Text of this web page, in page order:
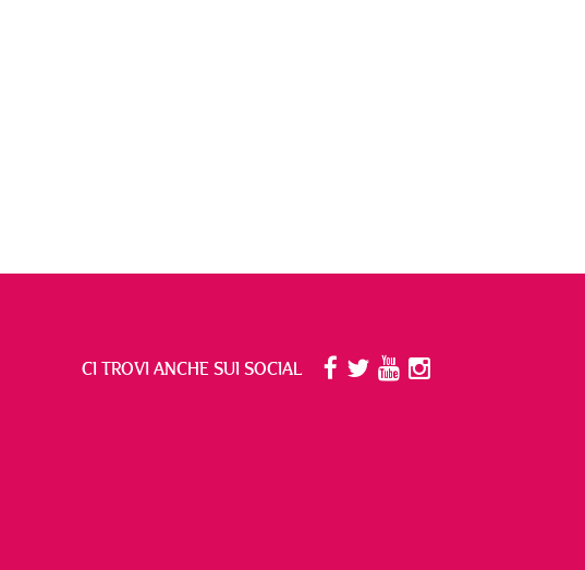
CI TROVI ANCHE SUI SOCIAL